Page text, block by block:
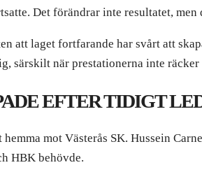
Det förändrar inte resultatet,
att laget fortfarande har svårt att
särskilt när prestationerna inte
EFTER TIDIGT
mot Västerås SK. Hussein
HBK behövde.